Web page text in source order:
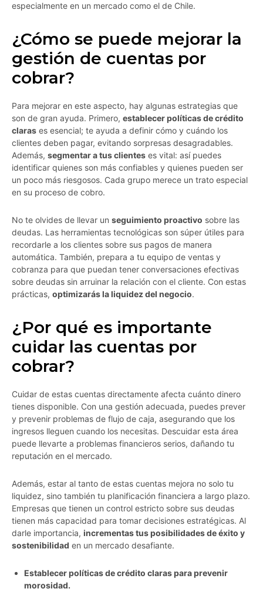
especialmente en un mercado como el de Chile.
¿Cómo se puede mejorar la
gestión de cuentas por
cobrar?
Para mejorar en este aspecto, hay algunas estrategias que
son de gran ayuda. Primero, establecer políticas de crédito
claras es esencial; te ayuda a definir cómo y cuándo los
clientes deben pagar, evitando sorpresas desagradables.
Además, segmentar a tus clientes es vital: así puedes
identificar quienes son más confiables y quienes pueden ser
un poco más riesgosos. Cada grupo merece un trato especial
en su proceso de cobro.
No te olvides de llevar un seguimiento proactivo sobre las
deudas. Las herramientas tecnológicas son súper útiles para
recordarle a los clientes sobre sus pagos de manera
automática. También, prepara a tu equipo de ventas y
cobranza para que puedan tener conversaciones efectivas
sobre deudas sin arruinar la relación con el cliente. Con estas
prácticas, optimizarás la liquidez del negocio.
¿Por qué es importante
cuidar las cuentas por
cobrar?
Cuidar de estas cuentas directamente afecta cuánto dinero
tienes disponible. Con una gestión adecuada, puedes prever
y prevenir problemas de flujo de caja, asegurando que los
ingresos lleguen cuando los necesitas. Descuidar esta área
puede llevarte a problemas financieros serios, dañando tu
reputación en el mercado.
Además, estar al tanto de estas cuentas mejora no solo tu
liquidez, sino también tu planificación financiera a largo plazo.
Empresas que tienen un control estricto sobre sus deudas
tienen más capacidad para tomar decisiones estratégicas. Al
darle importancia, incrementas tus posibilidades de éxito y
sostenibilidad en un mercado desafiante.
Establecer políticas de crédito claras para prevenir
morosidad.